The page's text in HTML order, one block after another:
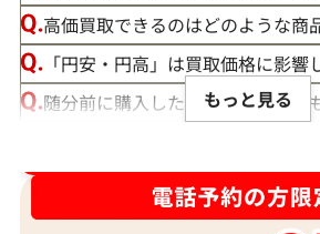
高価買取できるのはどのような商
「円安・円高」は買取価格に影響
随分前に購入したダイヤモンドで
宝石の大きさは買取価格に影響す
ダイヤモンドの買取価格には、ど
もっと見る